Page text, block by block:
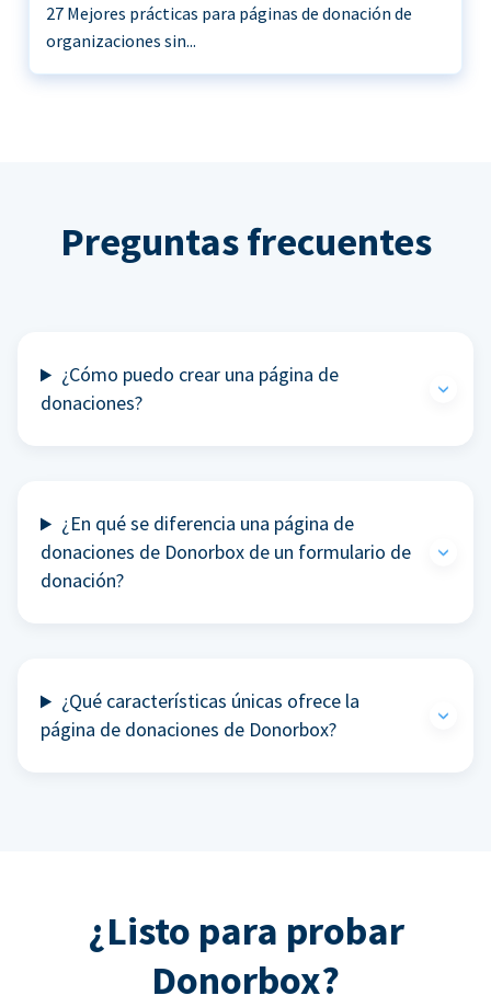
27 Mejores prácticas para páginas de donación de
organizaciones sin...
Preguntas frecuentes
¿Cómo puedo crear una página de
donaciones?
¿En qué se diferencia una página de
donaciones de Donorbox de un formulario de
donación?
¿Qué características únicas ofrece la
página de donaciones de Donorbox?
¿Listo para probar
Donorbox?